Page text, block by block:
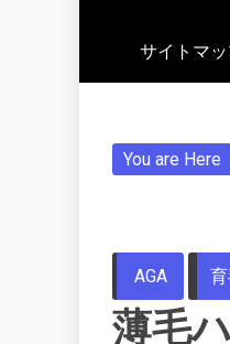
サイトマ
You are Here
AGA
薄毛